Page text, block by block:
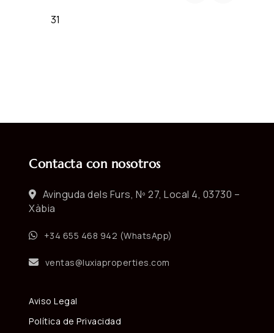
Contacta con nosotros
Avinguda dels Furs, Nº 27, Local 4, 03730 –
Xàbia
+34 655 468 942 (WhatsApp)
ventas@luxiaproperties.com
Aviso Legal
Política de Privacidad